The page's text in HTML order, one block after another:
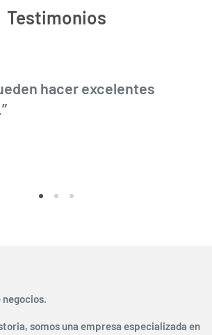
Testimonios
hacer excelentes
negocios.
somos una empresa especializada en